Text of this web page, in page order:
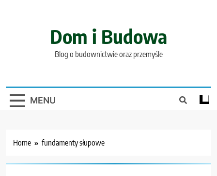
Dom i Budowa
Blog o budownictwie oraz przemyśle
MENU
Home fundamenty słupowe